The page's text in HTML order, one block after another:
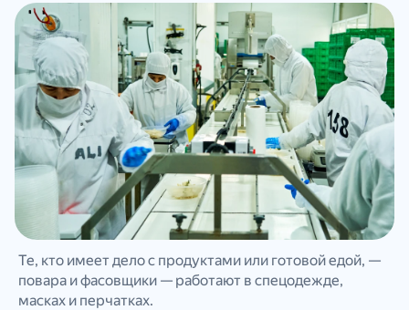
Те, кто имеет дело с продуктами или готовой едой, —
повара и фасовщики — работают в спецодежде,
масках и перчатках.